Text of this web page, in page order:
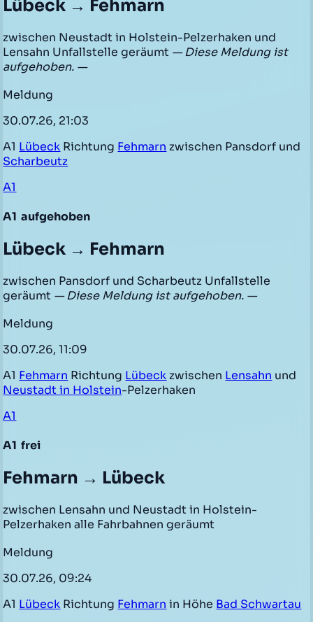
Lübeck → Fehmarn
zwischen Neustadt in Holstein-Pelzerhaken und
Lensahn Unfallstelle geräumt — Diese Meldung ist
aufgehoben. —
Meldung
30.07.26, 21:03
A1 Lübeck Richtung Fehmarn zwischen Pansdorf und
Scharbeutz
A1
A1 aufgehoben
Lübeck → Fehmarn
zwischen Pansdorf und Scharbeutz Unfallstelle
geräumt — Diese Meldung ist aufgehoben. —
Meldung
30.07.26, 11:09
A1 Fehmarn Richtung Lübeck zwischen Lensahn und
Neustadt in Holstein-Pelzerhaken
A1
A1 frei
Fehmarn → Lübeck
zwischen Lensahn und Neustadt in Holstein-
Pelzerhaken alle Fahrbahnen geräumt
Meldung
30.07.26, 09:24
A1 Lübeck Richtung Fehmarn in Höhe Bad Schwartau